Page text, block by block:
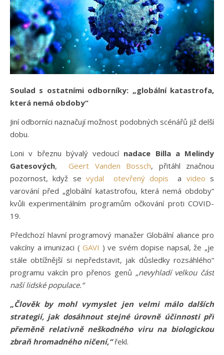
Soulad s ostatními odborníky: „globální katastrofa,
která nemá obdoby“
Jiní odborníci naznačují možnost podobných scénářů již delší
dobu.
Loni v březnu bývalý vedoucí nadace Billa a Melindy
Gatesových, Geert Vanden Bossch, přitáhl značnou
pozornost, když se vydal otevřený dopis a video s
varování před „globální katastrofou, která nemá obdoby“
kvůli experimentálním programům očkování proti COVID-
19.
Předchozí hlavní programový manažer Globální aliance pro
vakcíny a imunizaci (GAVI ) ve svém dopise napsal, že „je
stále obtížnější si nepředstavit, jak důsledky rozsáhlého“
programu vakcín pro přenos genů „nevyhladí velkou část
naší lidské populace.“
„Člověk by mohl vymyslet jen velmi málo dalších
strategií, jak dosáhnout stejné úrovně účinnosti při
přeměně relativně neškodného viru na biologickou
zbraň hromadného ničení,“řekl.